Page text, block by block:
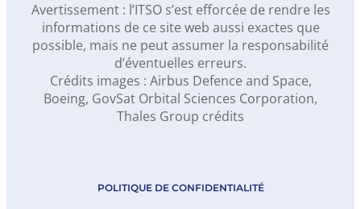
Avertissement : l’ITSO s’est efforcée de rendre les
informations de ce site web aussi exactes que
possible, mais ne peut assumer la responsabilité
d’éventuelles erreurs.
Crédits images : Airbus Defence and Space,
Boeing, GovSat Orbital Sciences Corporation,
Thales Group crédits
POLITIQUE DE CONFIDENTIALITÉ